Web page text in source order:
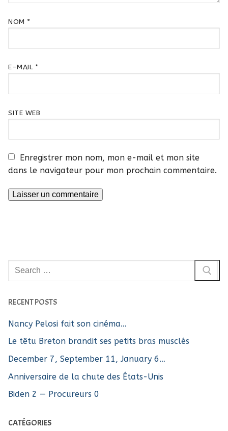
NOM *
E-MAIL *
SITE WEB
Enregistrer mon nom, mon e-mail et mon site
dans le navigateur pour mon prochain commentaire.
Rechercher
:
RECENT POSTS
Nancy Pelosi fait son cinéma…
Le têtu Breton brandit ses petits bras musclés
December 7, September 11, January 6…
Anniversaire de la chute des États-Unis
Biden 2 — Procureurs 0
CATÉGORIES